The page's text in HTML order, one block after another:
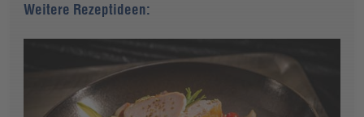
Weitere Rezeptideen: